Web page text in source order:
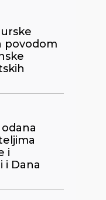
povodom
i
i Dana